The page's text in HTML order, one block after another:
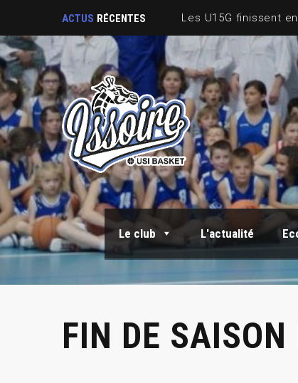
ACTUS RÉCENTES
Le club L'actualité
FIN DE SAISON